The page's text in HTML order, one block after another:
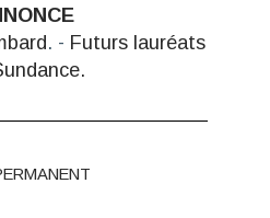
. - Futurs lauréats